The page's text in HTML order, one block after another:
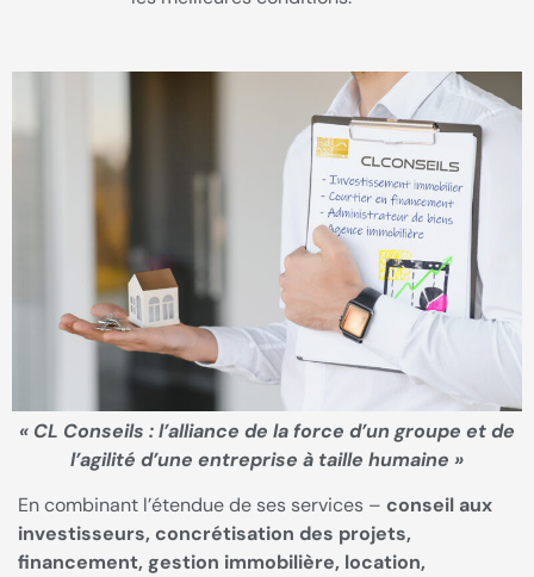
« CL Conseils : l’alliance de la force d’un groupe et de
l’agilité d’une entreprise à taille humaine »
En combinant l’étendue de ses services – conseil aux
investisseurs, concrétisation des projets,
financement, gestion immobilière, location,